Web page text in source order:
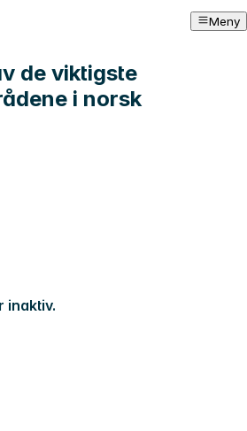
Meny
de viktigste
i norsk
inaktiv.